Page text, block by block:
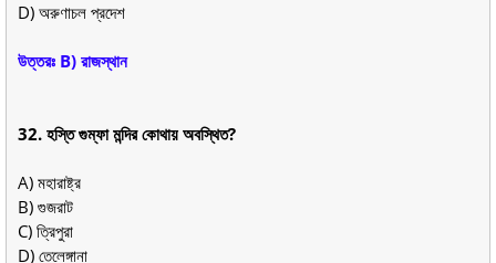
D) অরুণাচল প্রদেশ
উত্তরঃ B) রাজস্থান
32. হস্তি গুম্ফা মন্দির কোথায় অবস্থিত?
A) মহারাষ্ট্র
B) গুজরাট
C) ত্রিপুরা
D) তেলেঙ্গানা